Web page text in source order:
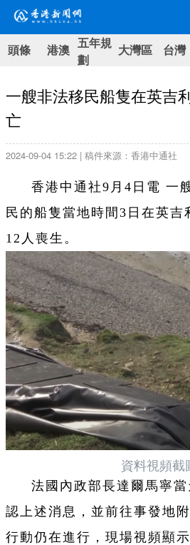
頭條 港澳 五年規
劃
大灣區 台灣
一艘非法移民船隻在英吉
亡
2024-09-04 15:22 | 稿件來源：香港中通社
香港中通社9月4日電 一
民的船隻當地時間3日在英吉
12人喪生。
資料視頻截
法國內政部長達爾馬寧
認上述消息，並前往事發地
行動仍在進行，現場視頻顯